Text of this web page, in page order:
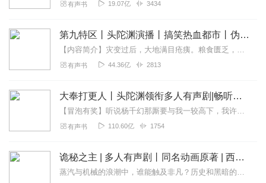
有声书 19.07亿 3434
第九特区丨头陀渊演播丨搞笑热血都市丨伪戒丨VIP免费多人有声剧
【内容简介】灾变过后，大地满目疮痍。粮食匮乏，资源紧俏，局势混乱……一位从待规划区杀出来的青年，背对着漫天黄沙，孤身来到九区谋生，却不曾想偶然结识三五好友，一念...
有声书 44.36亿 2813
大奉打更人丨头陀渊领衔多人有声剧|畅听全集|王鹤棣、田曦薇主演影视剧原著|卖报小郎君
【冒泡有奖】听说杨千幻那厮要与我一较高下，我许七安要开始装叉了！快进入声音播放页戳下方输入框，冒个泡偷偷告诉我，我要用哪些诗词才能胜过他？说得好的，有赏！202...
有声书 110.60亿 1754
诡秘之主 | 多人有声剧丨同名动画原著 | 西幻克苏鲁 | 乌贼作品
蒸汽与机械的浪潮中，谁能触及非凡？历史和黑暗的迷雾里，又是谁在耳语？我从诡秘中醒来，睁眼看见这个世界：枪械，大炮，巨舰，飞空艇，差分机；魔药，占卜，诅咒，倒吊人...